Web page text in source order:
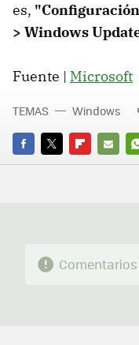
es,
> Windows
Fuente | Microsoft
FACEBOOK
TWITTERFLIPBOARD
E-
TEMAS Windows